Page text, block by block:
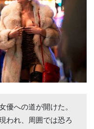
優への道が開けた。
われ、周囲では恐ろ